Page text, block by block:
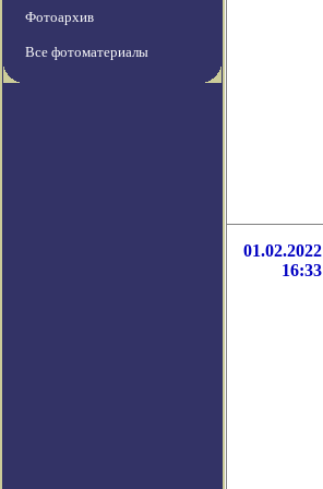
Фотоархив
Все фотоматериалы
01.02.2022
16:33